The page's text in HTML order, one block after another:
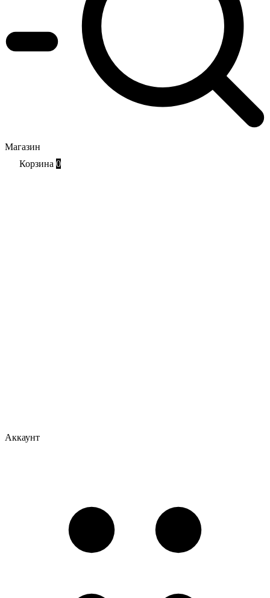
Магазин
Корзина 0
Аккаунт